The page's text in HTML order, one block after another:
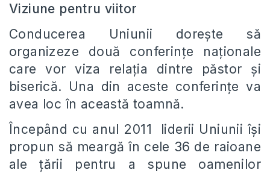
Viziune pentru viitor
Conducerea Uniunii doreşte să
organizeze două conferinţe naţionale
care vor viza relaţia dintre păstor şi
biserică. Una din aceste conferinţe va
avea loc în această toamnă.
Începând cu anul 2011 liderii Uniunii îşi
propun să meargă în cele 36 de raioane
ale ţării pentru a spune oamenilor